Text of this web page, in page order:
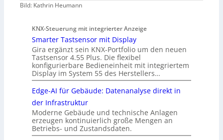
Bild: Kathrin Heumann
KNX-Steuerung mit integrierter Anzeige
Smarter Tastsensor mit Display
Gira ergänzt sein KNX-Portfolio um den neuen
Tastsensor 4.55 Plus. Die flexibel
konfigurierbare Bedieneinheit mit integriertem
Display im System 55 des Herstellers…
Edge-AI für Gebäude: Datenanalyse direkt in
der Infrastruktur
Moderne Gebäude und technische Anlagen
erzeugen kontinuierlich große Mengen an
Betriebs- und Zustandsdaten.